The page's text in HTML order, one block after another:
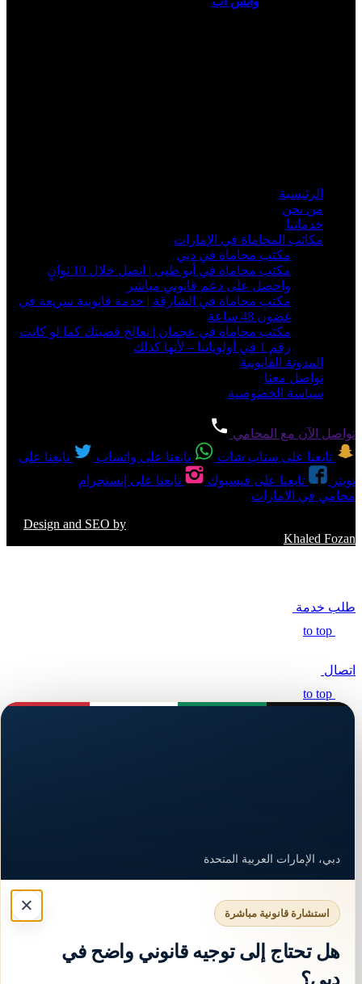
الرئيسية
من نحن
خدماتنا
مكاتب المحاماة في الإمارات
مكتب محاماة في دبي
مكتب محاماة في أبو ظبي | اتصل خلال 10 ثوانٍ
واحصل على دعم قانوني مباشر
مكتب محاماة في الشارقة | خدمة قانونية سريعة في
غضون 48 ساعة
مكتب محاماة في عجمان | نعالج قضيتك كما لو كانت
رقم 1 في أولوياتنا – لأنها كذلك
المدونة القانونية
تواصل معنا
سياسة الخصوصية
تواصل الآن مع المحامي
تابعنا على سناب شات
تابعنا على واتساب
تابعنا على
تويتر
تابعنا على فيسبوك
تابعنا على إنستجرام
محامي في الامارات
Design and SEO by
Khaled Fozan
طلب خدمة
to top
اتصال
to top
دبي، الإمارات العربية المتحدة
× استشارة قانونية مباشرة
هل تحتاج إلى توجيه قانوني واضح في
دبي؟
اشهر محامي في البحرين
افضل محامي في قطر
افضل محامي في الأردن
محامي في جدة
محامي مواريث الرياض